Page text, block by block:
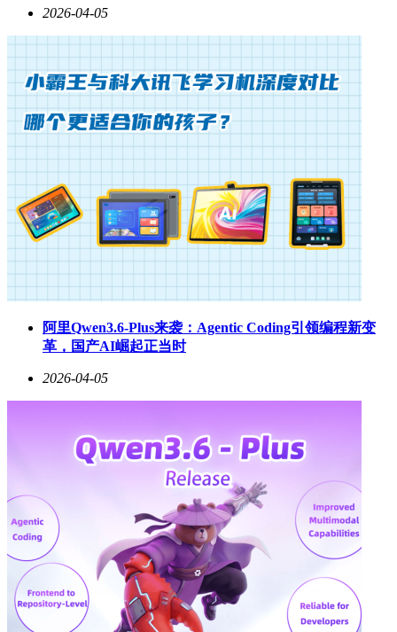
行业分析师指出，小米的崛起本质是科技企业向传统制造业渗
透的典型案例。通过整合供应链效率、发挥软件生态优势、精
则。随着智能家居从概念走向普及，具备全品类产品矩阵和统
一生态平台的企业，将在未来的市场竞争中占据先机。
2026-04-05
阿里Qwen3.6-Plus来袭：Agentic Coding引领编程新变
革，国产AI崛起正当时
2026-04-05